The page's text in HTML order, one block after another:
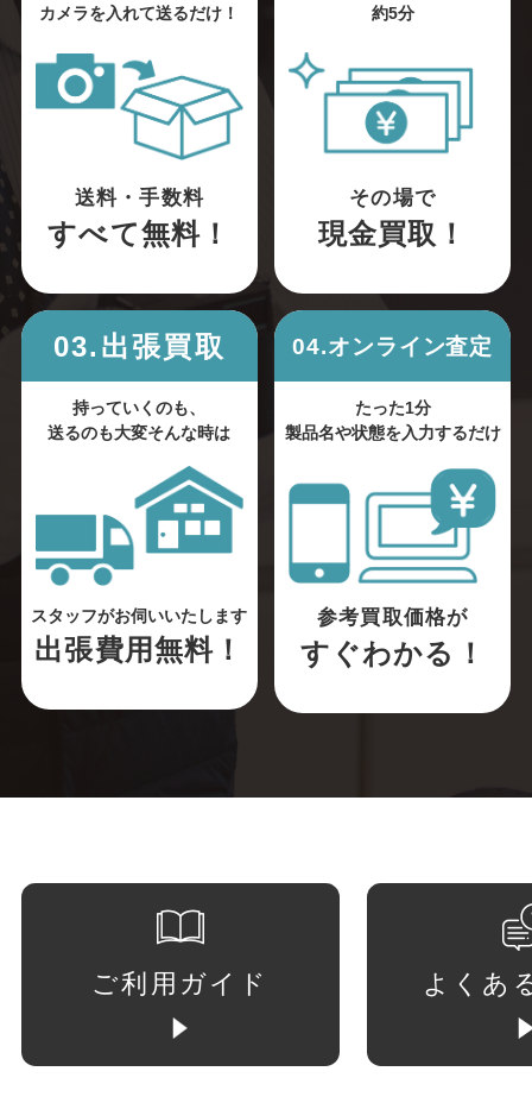
カメラを入れて送るだけ！
送料・手数料
すべて無料！
約5分
その場で
現金買取！
03.出張買取
持っていくのも、
送るのも大変そんな時は
スタッフがお伺いいたします
出張費用無料！
04.オンライン査定
たった1分
製品名や状態を入力するだけ
参考買取価格が
すぐわかる！
ご利用ガイド よくあ